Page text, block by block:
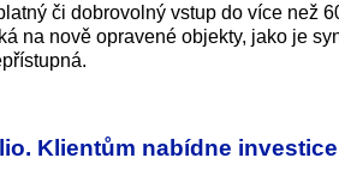
či dobrovolný vstup do více než
na nově opravené objekty, jako je
Klientům nabídne